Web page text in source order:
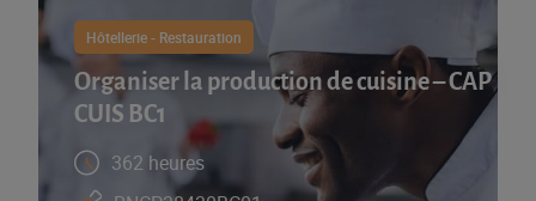
Hôtellerie - Restauration
Organiser la production de cuisine – CAP
CUIS BC1
362 heures